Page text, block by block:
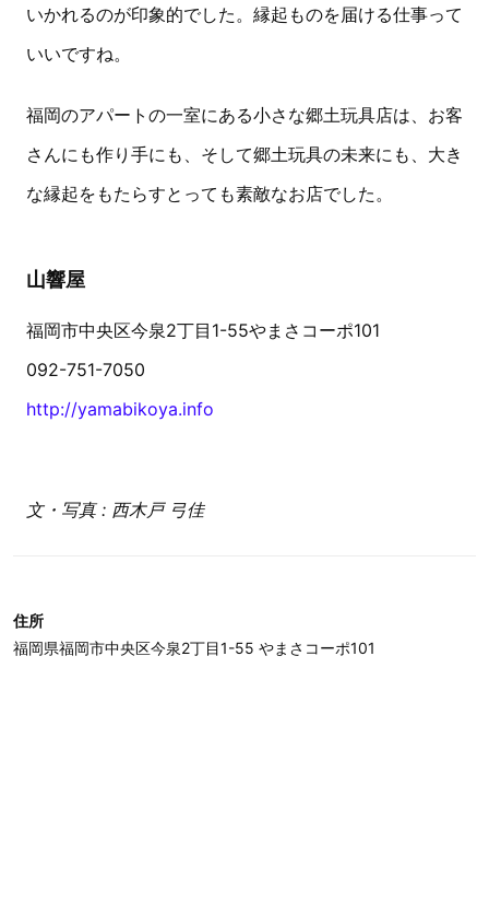
いかれるのが印象的でした。縁起ものを届ける仕事って
いいですね。
福岡のアパートの一室にある小さな郷土玩具店は、お客
さんにも作り手にも、そして郷土玩具の未来にも、大き
な縁起をもたらすとっても素敵なお店でした。
山響屋
福岡市中央区今泉2丁目1-55やまさコーポ101
092-751-7050
http://yamabikoya.info
文・写真 : 西木戸 弓佳
住所
福岡県福岡市中央区今泉2丁目1-55 やまさコーポ101